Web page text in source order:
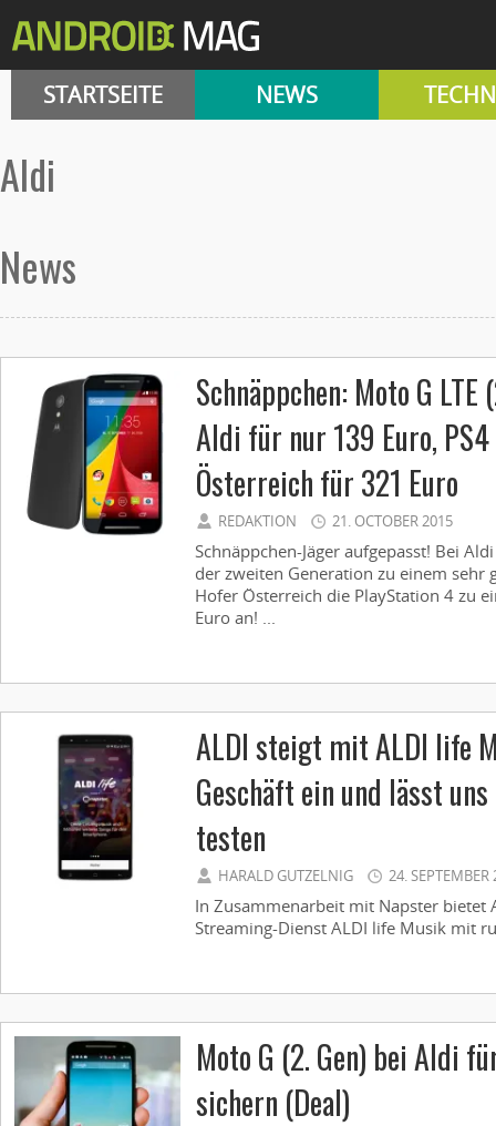
STARTSEITE NEWS
aldi
News
Schnäppchen: Moto G
Aldi für nur 139 Euro,
Österreich für 321 Euro
REDAKTION 21. OCTOBER 2015
Schnäppchen-Jäger aufgepasst! Bei
der zweiten Generation zu einem sehr
Hofer Österreich die PlayStation 4 zu
Euro an! ...
ALDI steigt mit ALDI life
Geschäft ein und lässt
testen
HARALD GUTZELNIG 24. SEPTEMBER
In Zusammenarbeit mit Napster bietet
Streaming-Dienst ALDI life Musik mit
Moto G (2. Gen) bei Aldi
sichern (Deal)